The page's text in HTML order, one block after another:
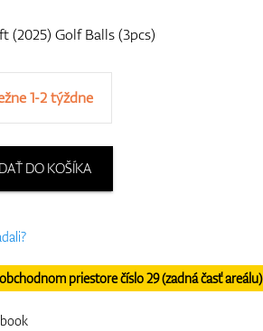
(2025) Golf Balls (3pcs)
1-2 týždne
DO KOŠÍKA
priestore číslo 29 (zadná časť areálu)